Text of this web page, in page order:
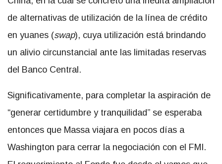
de alternativas de utilización de la línea de crédito
en yuanes (swap), cuya utilización está brindando
un alivio circunstancial ante las limitadas reservas
del Banco Central.
Significativamente, para completar la aspiración de
“generar certidumbre y tranquilidad” se esperaba
entonces que Massa viajara en pocos días a
Washington para cerrar la negociación con el FMI.